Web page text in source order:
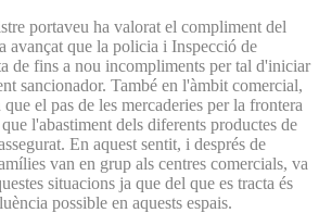
portaveu ha valorat el compliment del
avançat que la policia i Inspecció de
de fins a nou incompliments per tal d'iniciar
sancionador. També en l'àmbit comercial,
el pas de les mercaderies per la frontera
l'abastiment dels diferents productes de
En aquest sentit, i després de
van en grup als centres comercials, va
situacions ja que del que es tracta és
possible en aquests espais.